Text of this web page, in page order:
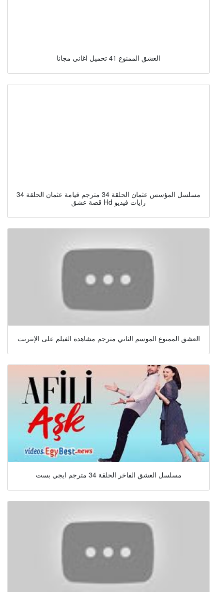
العشق الممنوع 41 تحميل اغاني مجانا
مسلسل المؤسس عثمان الحلقة 34 مترجم قيامة عثمان الحلقة 34
قصة عشق Hd رايات فيديو
العشق الممنوع الموسم الثاني مترجم مشاهدة الفيلم على الإنترنت
مسلسل العشق الفاخر الحلقة 34 مترجم ايجي بست